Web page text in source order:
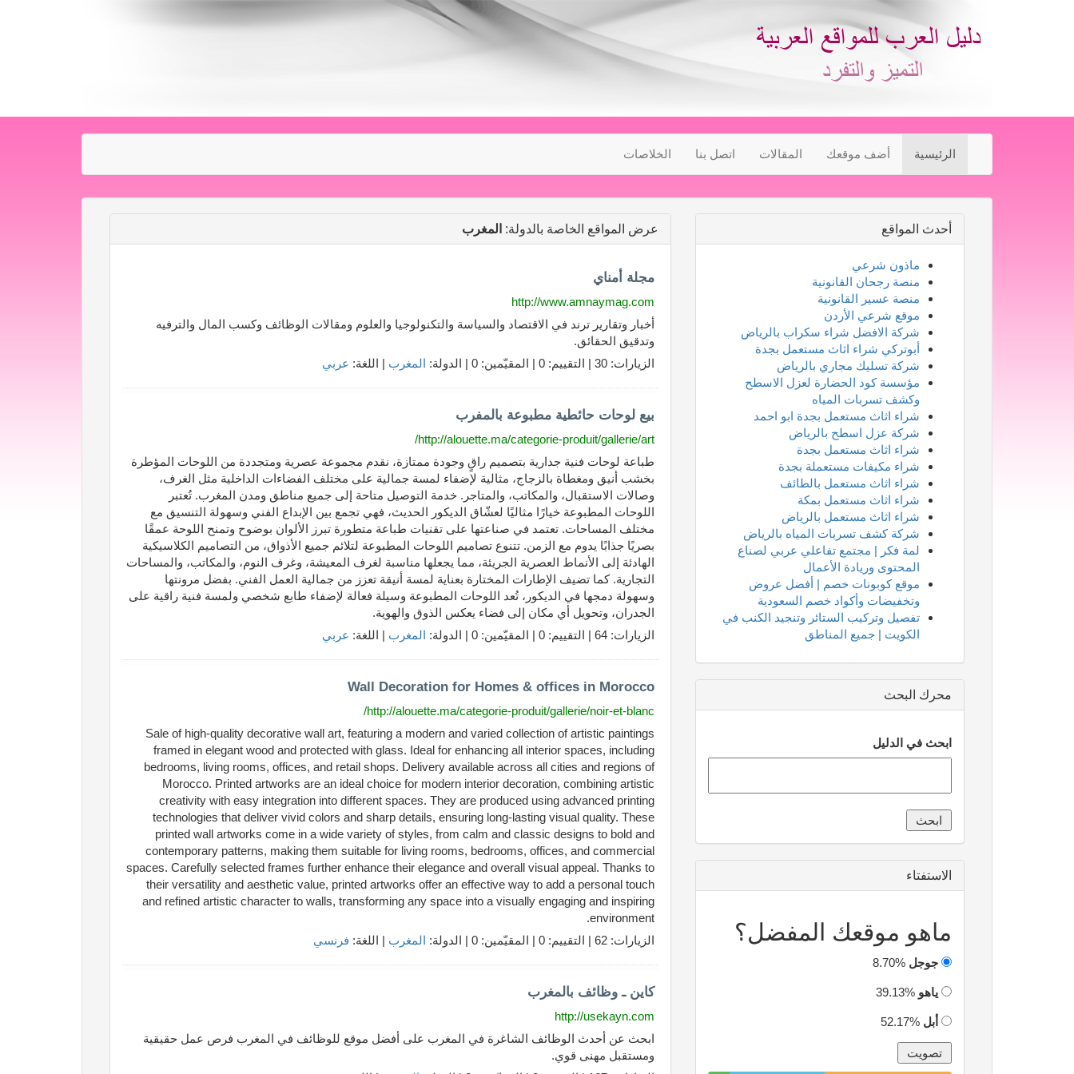
الرئيسية أضف موقعك المقالات اتصل بنا الخلاصات
عرض المواقع الخاصة بالدولة: المغرب
مجلة أمناي
http://www.amnaymag.com
أخبار وتقارير ترند في الاقتصاد والسياسة والتكنولوجيا والعلوم ومقالات الوظائف وكسب المال والترفيه
وتدقيق الحقائق.
الزيارات: 30 | التقييم: 0 | المقيّمين: 0 | الدولة:
المغرب | اللغة: عربي
بيع لوحات حائطية مطبوعة بالمفرب
http://alouette.ma/categorie-produit/gallerie/art/
طباعة لوحات فنية جدارية بتصميم راقٍ وجودة ممتازة، نقدم مجموعة عصرية ومتجددة من اللوحات المؤطرة
بخشب أنيق ومغطاة بالزجاج، مثالية لإضفاء لمسة جمالية على مختلف الفضاءات الداخلية مثل الغرف،
وصالات الاستقبال، والمكاتب، والمتاجر. خدمة التوصيل متاحة إلى جميع مناطق ومدن المغرب. تُعتبر
اللوحات المطبوعة خيارًا مثاليًا لعشّاق الديكور الحديث، فهي تجمع بين الإبداع الفني وسهولة التنسيق مع
مختلف المساحات. تعتمد في صناعتها على تقنيات طباعة متطورة تبرز الألوان بوضوح وتمنح اللوحة عمقًا
بصريًا جذابًا يدوم مع الزمن. تتنوع تصاميم اللوحات المطبوعة لتلائم جميع الأذواق، من التصاميم الكلاسيكية
الهادئة إلى الأنماط العصرية الجريئة، مما يجعلها مناسبة لغرف المعيشة، وغرف النوم، والمكاتب، والمساحات
التجارية. كما تضيف الإطارات المختارة بعناية لمسة أنيقة تعزز من جمالية العمل الفني. بفضل مرونتها
وسهولة دمجها في الديكور، تُعد اللوحات المطبوعة وسيلة فعالة لإضفاء طابع شخصي ولمسة فنية راقية على
الجدران، وتحويل أي مكان إلى فضاء يعكس الذوق والهوية.
الزيارات: 64 | التقييم: 0 | المقيّمين: 0 | الدولة:
المغرب | اللغة: عربي
Wall Decoration for Homes & offices in Morocco
http://alouette.ma/categorie-produit/gallerie/noir-et-blanc/
Sale of high-quality decorative wall art, featuring a modern and varied collection of artistic paintings
framed in elegant wood and protected with glass. Ideal for enhancing all interior spaces, including
bedrooms, living rooms, offices, and retail shops. Delivery available across all cities and regions of
Morocco. Printed artworks are an ideal choice for modern interior decoration, combining artistic
creativity with easy integration into different spaces. They are produced using advanced printing
technologies that deliver vivid colors and sharp details, ensuring long-lasting visual quality. These
printed wall artworks come in a wide variety of styles, from calm and classic designs to bold and
contemporary patterns, making them suitable for living rooms, bedrooms, offices, and commercial
spaces. Carefully selected frames further enhance their elegance and overall visual appeal. Thanks to
their versatility and aesthetic value, printed artworks offer an effective way to add a personal touch
and refined artistic character to walls, transforming any space into a visually engaging and inspiring
environment.
الزيارات: 62 | التقييم: 0 | المقيّمين: 0 | الدولة:
المغرب | اللغة: فرنسي
كاين ـ وظائف بالمغرب
http://usekayn.com
ابحث عن أحدث الوظائف الشاغرة في المغرب على أفضل موقع للوظائف في المغرب فرص عمل حقيقية
ومستقبل مهنى قوي.
أحدث المواقع
ماذون شرعي
منصة رجحان القانونية
منصة عسير القانونية
موقع شرعي الأردن
شركة الافضل شراء سكراب بالرياض
أبوتركي شراء اثاث مستعمل بجدة
شركة تسليك مجاري بالرياض
مؤسسة كود الحضارة لعزل الاسطح
وكشف تسربات المياه
شراء اثاث مستعمل بجدة ابو احمد
شركة عزل اسطح بالرياض
شراء اثاث مستعمل بجدة
شراء مكيفات مستعملة بجدة
شراء اثاث مستعمل بالطائف
شراء اثاث مستعمل بمكة
شراء اثاث مستعمل بالرياض
شركة كشف تسربات المياه بالرياض
لمة فكر | مجتمع تفاعلي عربي لصناع
المحتوى وريادة الأعمال
موقع كوبونات خصم | أفضل عروض
وتخفيضات وأكواد خصم السعودية
تفصيل وتركيب الستائر وتنجيد الكنب في
الكويت | جميع المناطق
محرك البحث
ابحث في الدليل
الاستفتاء
ماهو موقعك المفضل؟
جوجل 8.70%
ياهو 39.13%
أبل 52.17%